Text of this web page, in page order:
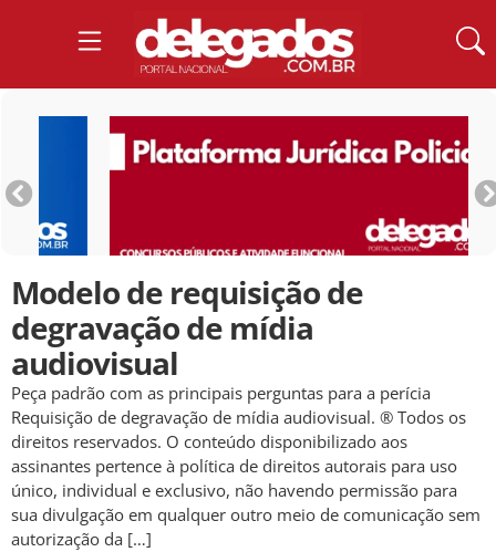
Modelo de requisição de
degravação de mídia
audiovisual
Peça padrão com as principais perguntas para a perícia
Requisição de degravação de mídia audiovisual. ® Todos os
direitos reservados. O conteúdo disponibilizado aos
assinantes pertence à política de direitos autorais para uso
único, individual e exclusivo, não havendo permissão para
sua divulgação em qualquer outro meio de comunicação sem
autorização da […]